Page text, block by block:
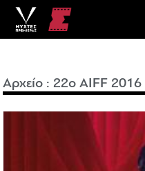
Αρχείο :22o AIFF 2016